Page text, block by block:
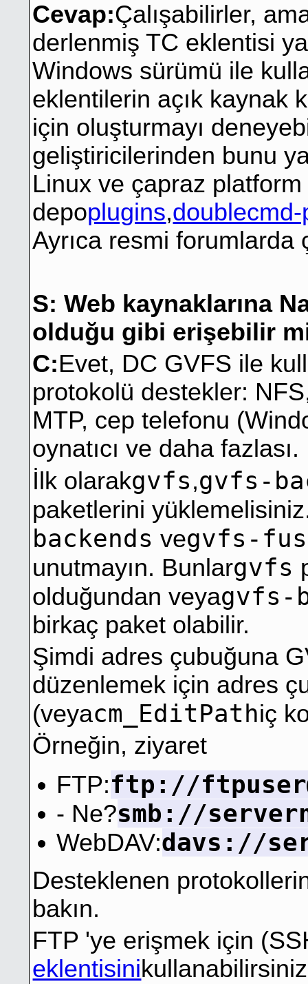
Cevap:Çalışabilirler,
derlenmiş TC eklentisi
Windows sürümü ile
eklentilerin açık kaynak
için oluşturmayı
geliştiricilerinden bunu
Linux ve çapraz
depoplugins,
Ayrıca resmi
S: Web kaynaklarına
olduğu gibi erişebilir
C:Evet, DC GVFS ile
protokolü destekler:
MTP, cep telefonu
oynatıcı ve daha fazlası.
İlk olarakgvfs,gvfs-
paketlerini yüklemelisiniz.
backends vegvfs-
unutmayın. Bunlargvfs
olduğundan veyagvfs-
birkaç paket olabilir.
Şimdi adres çubuğuna
düzenlemek için adres
(veyacm_EditPathiç
Örneğin, ziyaret
FTP:ftp://
- Ne?smb://
WebDAV:davs://
Desteklenen
bakın.
FTP 'ye erişmek için
eklentisini